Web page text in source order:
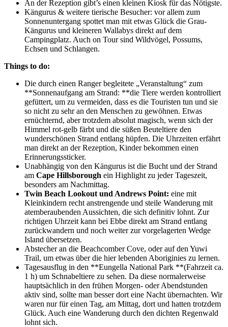
An der Rezeption gibt’s einen kleinen Kiosk für das Nötigste.
Kängurus & weitere tierische Besucher: vor allem zum
Sonnenuntergang spottet man mit etwas Glück die Grau-
Kängurus und kleineren Wallabys direkt auf dem
Campingplatz. Auch on Tour sind Wildvögel, Possums,
Echsen und Schlangen.
Things to do:
Die durch einen Ranger begleitete „Veranstaltung“ zum
**Sonnenaufgang am Strand: **die Tiere werden kontrolliert
gefüttert, um zu vermeiden, dass es die Touristen tun und sie
so nicht zu sehr an den Menschen zu gewöhnen. Etwas
ernüchternd, aber trotzdem absolut magisch, wenn sich der
Himmel rot-gelb färbt und die süßen Beuteltiere den
wunderschönen Strand entlang hüpfen. Die Uhrzeiten erfährt
man direkt an der Rezeption, Kinder bekommen einen
Erinnerungssticker.
Unabhängig von den Kängurus ist die Bucht und der Strand
am Cape Hillsborough ein Highlight zu jeder Tageszeit,
besonders am Nachmittag.
Twin Beach Lookout und Andrews Point: eine mit
Kleinkindern recht anstrengende und steile Wanderung mit
atemberaubenden Aussichten, die sich definitiv lohnt. Zur
richtigen Uhrzeit kann bei Ebbe direkt am Strand entlang
zurückwandern und noch weiter zur vorgelagerten Wedge
Island übersetzen.
Abstecher an die Beachcomber Cove, oder auf den Yuwi
Trail, um etwas über die hier lebenden Aboriginies zu lernen.
Tagesausflug in den **Eungella National Park **(Fahrzeit ca.
1 h) um Schnabeltiere zu sehen. Da diese normalerweise
hauptsächlich in den frühen Morgen- oder Abendstunden
aktiv sind, sollte man besser dort eine Nacht übernachten. Wir
waren nur für einen Tag, am Mittag, dort und hatten trotzdem
Glück. Auch eine Wanderung durch den dichten Regenwald
lohnt sich.